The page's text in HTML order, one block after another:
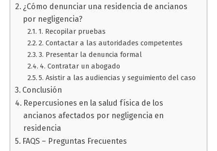
¿Cómo denunciar una residencia de ancianos
por negligencia?
1. Recopilar pruebas
2. Contactar a las autoridades competentes
3. Presentar la denuncia formal
4. Contratar un abogado
5. Asistir a las audiencias y seguimiento del caso
Conclusión
Repercusiones en la salud física de los
ancianos afectados por negligencia en
residencia
FAQS – Preguntas Frecuentes